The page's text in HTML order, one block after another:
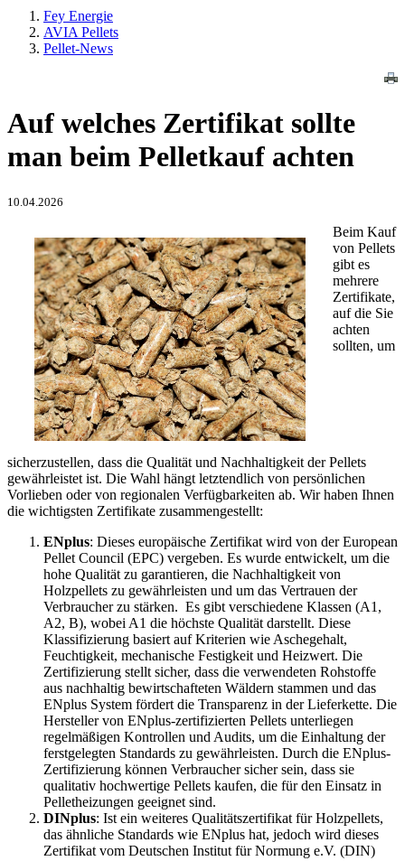
Fey Energie
AVIA Pellets
Pellet-News
Auf welches Zertifikat sollte
man beim Pelletkauf achten
10.04.2026
Beim Kauf
von Pellets
gibt es
mehrere
Zertifikate,
auf die Sie
achten
sollten, um
sicherzustellen, dass die Qualität und Nachhaltigkeit der Pellets
gewährleistet ist. Die Wahl hängt letztendlich von persönlichen
Vorlieben oder von regionalen Verfügbarkeiten ab. Wir haben Ihnen
die wichtigsten Zertifikate zusammengestellt:
ENplus: Dieses europäische Zertifikat wird von der European
Pellet Council (EPC) vergeben. Es wurde entwickelt, um die
hohe Qualität zu garantieren, die Nachhaltigkeit von
Holzpellets zu gewährleisten und um das Vertrauen der
Verbraucher zu stärken. Es gibt verschiedene Klassen (A1,
A2, B), wobei A1 die höchste Qualität darstellt. Diese
Klassifizierung basiert auf Kriterien wie Aschegehalt,
Feuchtigkeit, mechanische Festigkeit und Heizwert. Die
Zertifizierung stellt sicher, dass die verwendeten Rohstoffe
aus nachhaltig bewirtschafteten Wäldern stammen und das
ENplus System fördert die Transparenz in der Lieferkette. Die
Hersteller von ENplus-zertifizierten Pellets unterliegen
regelmäßigen Kontrollen und Audits, um die Einhaltung der
ferstgelegten Standards zu gewährleisten. Durch die ENplus-
Zertifizierung können Verbraucher sicher sein, dass sie
qualitativ hochwertige Pellets kaufen, die für den Einsatz in
Pelletheizungen geeignet sind.
DINplus: Ist ein weiteres Qualitätszertifikat für Holzpellets,
das ähnliche Standards wie ENplus hat, jedoch wird dieses
Zertifikat vom Deutschen Institut für Normung e.V. (DIN)